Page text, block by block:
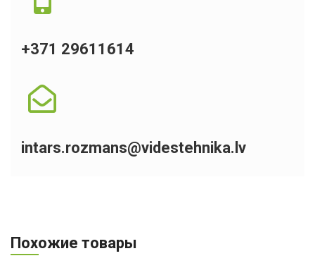
+371 29611614
intars.rozmans@videstehnika.lv
Похожие товары